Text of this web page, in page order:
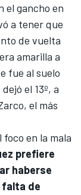
el gancho en
a tener que
de vuelta
amarilla a
fue al suelo
el 13º, a
, el más
en la mala
prefiere
haberse
falta de